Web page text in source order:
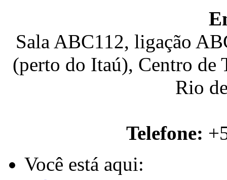
Sala ABC112, ligação
(perto do Itaú), Centro de
Rio
Telefone:
Você está aqui: